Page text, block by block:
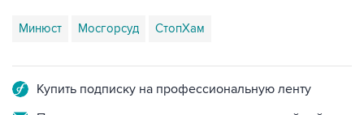
Минюст Мосгорсуд СтопХам
Купить подписку на профессиональную ленту